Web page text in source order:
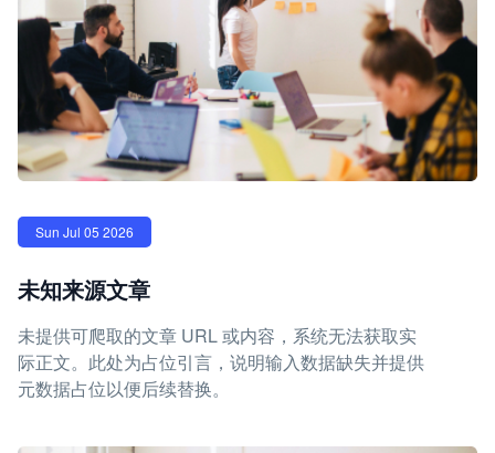
Sun Jul 05 2026
未知来源文章
未提供可爬取的文章 URL 或内容，系统无法获取实
际正文。此处为占位引言，说明输入数据缺失并提供
元数据占位以便后续替换。